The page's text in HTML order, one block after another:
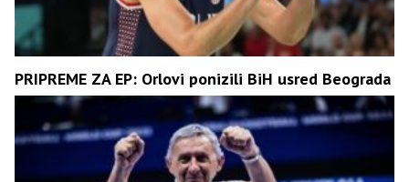
PRIPREME ZA EP: Orlovi ponizili BiH usred Beograda